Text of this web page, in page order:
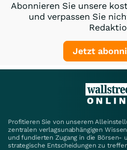
Abonnieren Sie unsere
und verpassen Sie
Jetzt
Profitieren Sie von unserem
zentralen verlagsunabhängigen
und fundierten Zugang in die Börsen-
strategische Entscheidungen zu